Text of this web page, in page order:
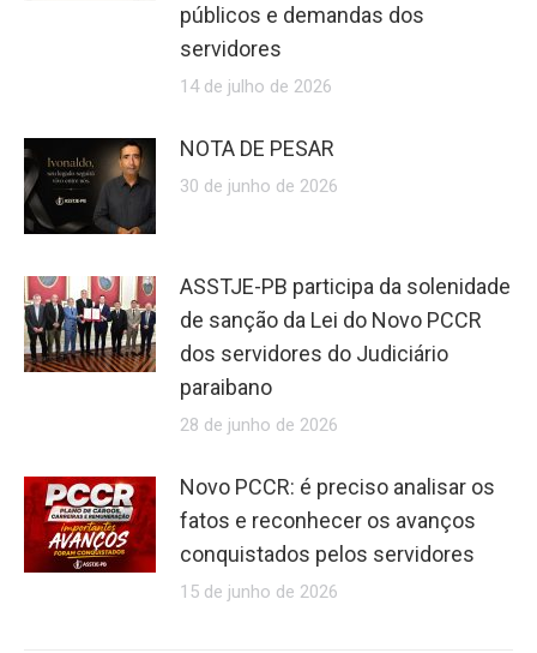
públicos e demandas dos
servidores
14 de julho de 2026
NOTA DE PESAR
30 de junho de 2026
ASSTJE-PB participa da solenidade
de sanção da Lei do Novo PCCR
dos servidores do Judiciário
paraibano
28 de junho de 2026
Novo PCCR: é preciso analisar os
fatos e reconhecer os avanços
conquistados pelos servidores
15 de junho de 2026